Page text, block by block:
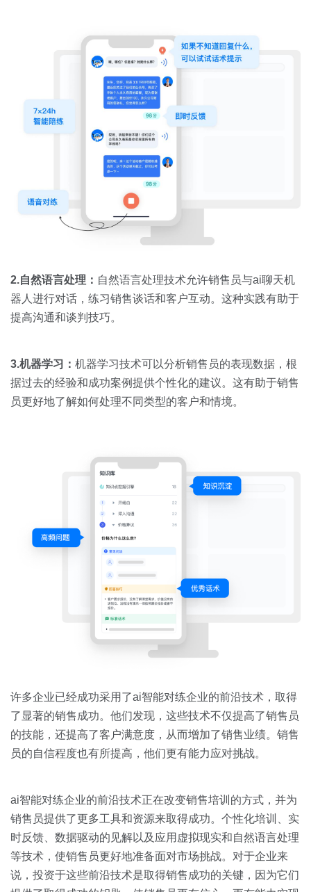
2.自然语言处理： 自然语言处理技术允许销售员与ai聊天机
器人进行对话，练习销售谈话和客户互动。这种实践有助于
提高沟通和谈判技巧。
3.机器学习： 机器学习技术可以分析销售员的表现数据，根
据过去的经验和成功案例提供个性化的建议。这有助于销售
员更好地了解如何处理不同类型的客户和情境。
许多企业已经成功采用了ai智能对练企业的前沿技术，取得
了显著的销售成功。他们发现，这些技术不仅提高了销售员
的技能，还提高了客户满意度，从而增加了销售业绩。销售
员的自信程度也有所提高，他们更有能力应对挑战。
ai智能对练企业的前沿技术正在改变销售培训的方式，并为
销售员提供了更多工具和资源来取得成功。个性化培训、实
时反馈、数据驱动的见解以及应用虚拟现实和自然语言处理
等技术，使销售员更好地准备面对市场挑战。对于企业来
说，投资于这些前沿技术是取得销售成功的关键，因为它们